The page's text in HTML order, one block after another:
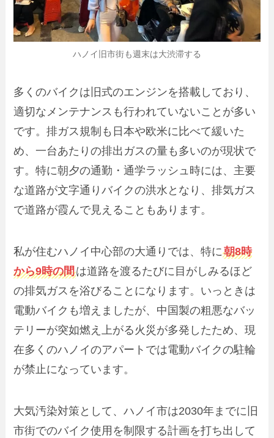
ハノイ旧市街も週末は大渋滞する
多くのバイクは旧式のエンジンを搭載しており、
適切なメンテナンスも行われていないことが多い
です。排ガス規制も日本や欧米に比べて緩いた
め、一台あたりの排出ガスの量も多いのが現状で
す。特に朝夕の通勤・通学ラッシュ時には、主要
な道路が文字通りバイクの洪水となり、排気ガス
で道路が霞んで見えることもあります。
私が住むハノイ中心部の大通りでは、特に朝8時
から9時の間は道路を渡るたびに目がしみるほど
の排気ガスを浴びることになります。いっときは
電動バイクも増えましたが、中国製の粗悪なバッ
テリーが突如燃え上がる火災が多発したため、現
在多くのハノイのアパートでは電動バイクの駐輪
が禁止になっています。
大気汚染対策として、ハノイ市は2030年までに旧
市街でのバイク使用を制限する計画を打ち出して